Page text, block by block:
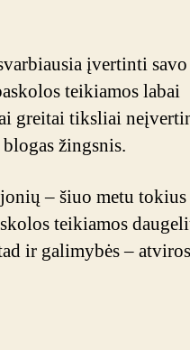
įvertinti savo
teikiamos labai
greitai tiksliai
žingsnis.
– šiuo metu
teikiamos
ir galimybės – atviros